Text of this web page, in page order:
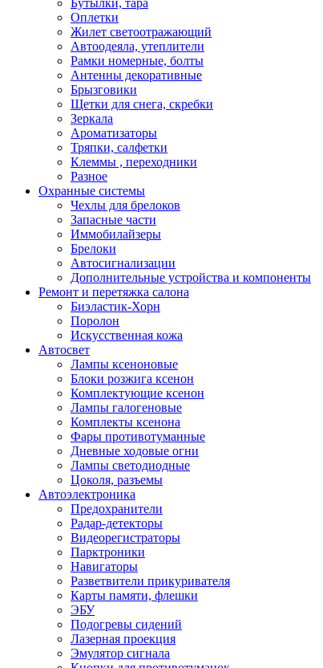
Оплетки
Жилет светоотражающий
Автоодеяла, утеплители
Рамки номерные, болты
Антенны декоративные
Брызговики
Щетки для снега, скребки
Зеркала
Ароматизаторы
Тряпки, салфетки
Клеммы , переходники
Разное
Охранные системы
Чехлы для брелоков
Запасные части
Иммобилайзеры
Брелоки
Автосигнализации
Дополнительные устройства и компоненты
Ремонт и перетяжка салона
Биэластик-Хорн
Поролон
Искусственная кожа
Автосвет
Лампы ксеноновые
Блоки розжига ксенон
Комплектующие ксенон
Лампы галогеновые
Комплекты ксенона
Фары противотуманные
Дневные ходовые огни
Лампы светодиодные
Цоколя, разъемы
Автоэлектроника
Предохранители
Радар-детекторы
Видеорегистраторы
Парктроники
Навигаторы
Разветвители прикуривателя
Карты памяти, флешки
ЭБУ
Подогревы сидений
Лазерная проекция
Эмулятор сигнала